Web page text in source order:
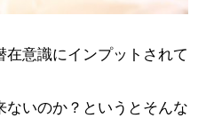
在意識にインプットされて
いのか？というとそんな